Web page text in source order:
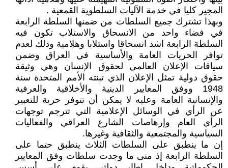
المجير كليا في خدمة الآليات السلطوية القمعية .
وبهذا تشترك جميع السلطات من ضمنها السلطة الرابعة
في فضاء واحد من الانسحاق والاستلاب تكون فيه
السلطة الرابعة اشد انسحاقا واستلابا وهلامية وذلك لعدم
توافر الحريات العامة والأساسية في العراق وضمن
سياقات الإعلان العالمي لحقوق الإنسان وهي وثيقة
حقوق دولية تمثل الإعلان الذي تبنته الأمم المتحدة سنة
1948 ووفق المعايير الدينية والأخلاقية والعرفية
والإنسانية العامة وعليه لا يمكن أن تتوفر حرية للتعبير
عن الرأي في الوسائل الإعلامية التي تترجم توجهات
الرأي العام وإرهاصات الشارع العراقي والفعاليات
السياسية والمجتمعية والثقافية وغيرها.
إن ما ينطبق على السلطات الثلاث ينطبق حتما على
السلطة الرابعة إذ متى ما وجدت سلطات وفق المعايير